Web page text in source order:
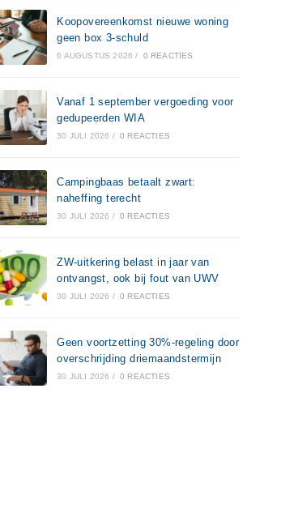
Koopovereenkomst nieuwe woning
geen box 3-schuld
6 AUGUSTUS 2026 / 0 REACTIES
Vanaf 1 september vergoeding voor
gedupeerden WIA
30 JULI 2026 / 0 REACTIES
Campingbaas betaalt zwart:
naheffing terecht
30 JULI 2026 / 0 REACTIES
ZW-uitkering belast in jaar van
ontvangst, ook bij fout van UWV
30 JULI 2026 / 0 REACTIES
Geen voortzetting 30%-regeling door
overschrijding driemaandstermijn
30 JULI 2026 / 0 REACTIES